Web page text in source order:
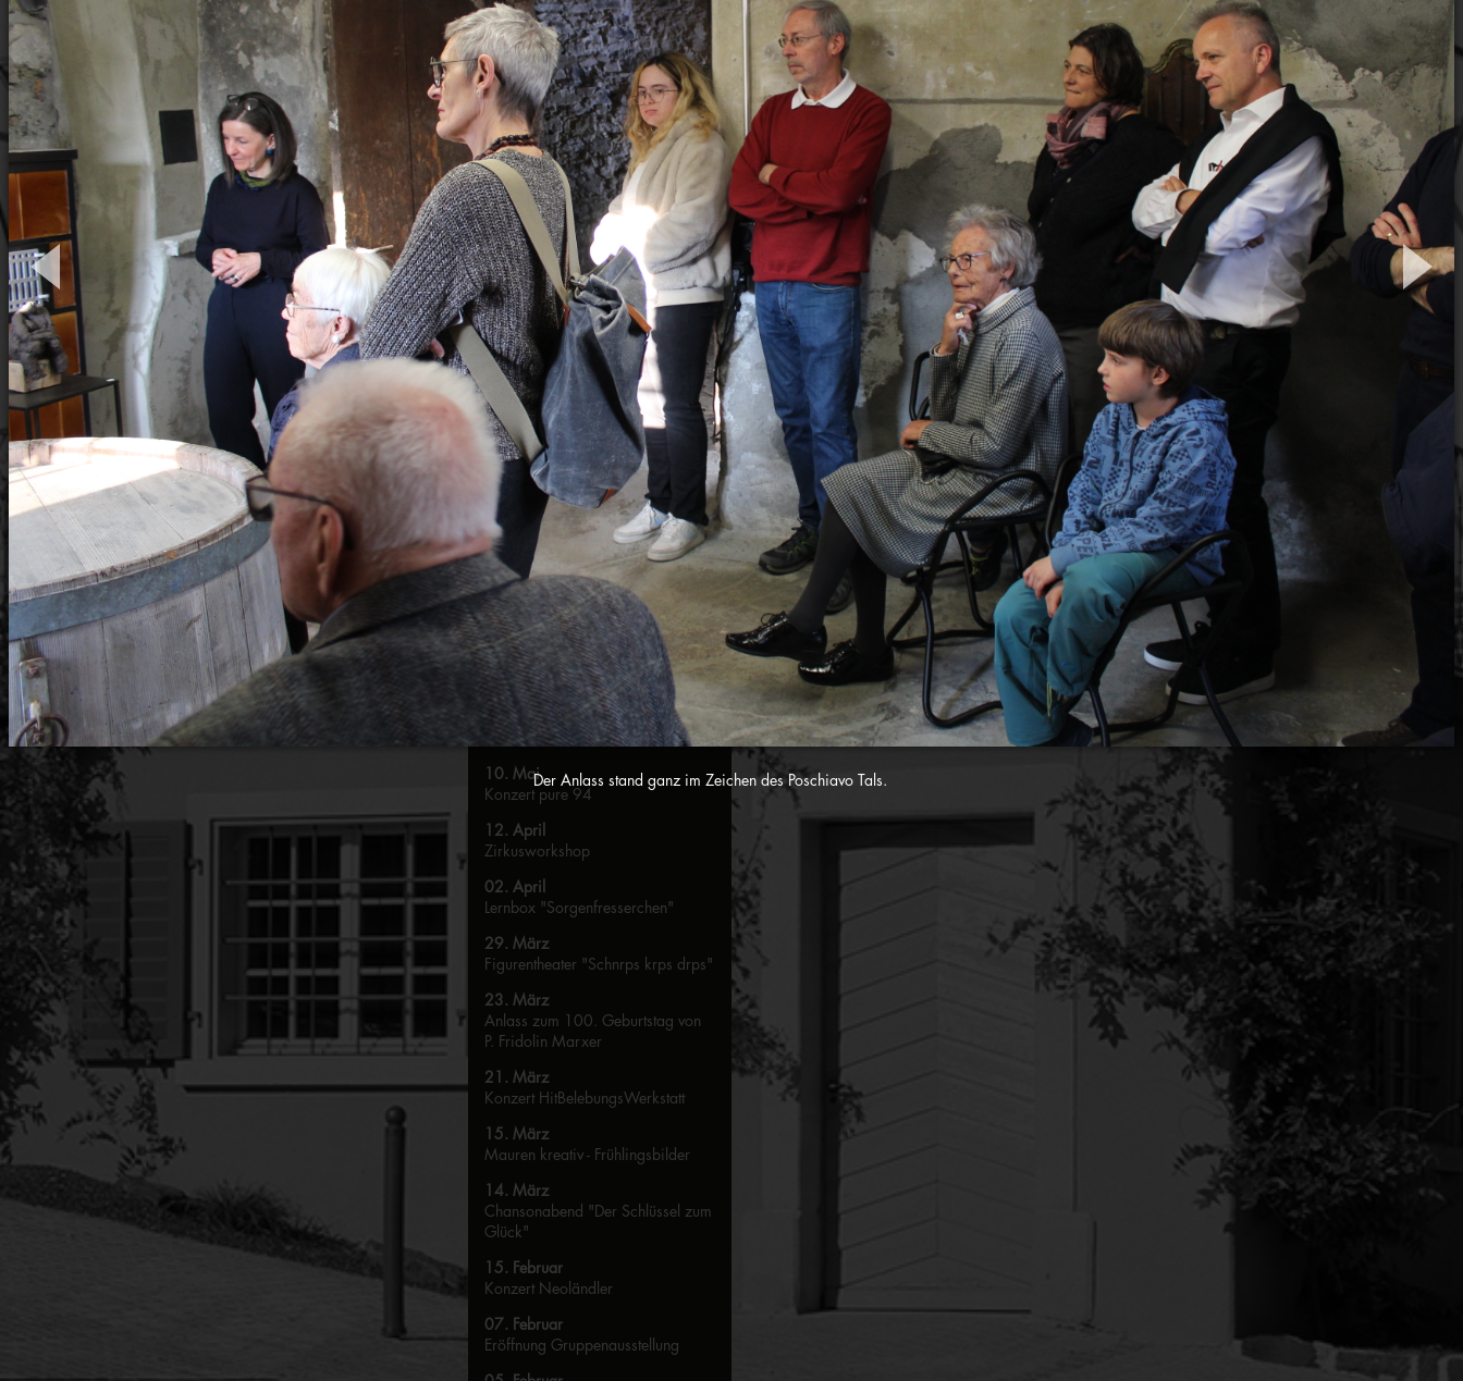
Der Anlass stand ganz im Zeichen des Poschiavo Tals.
31. Oktober
Benefizkonzert "Melodien des
Lebens"
29. Oktober
Lernbox "Frederik"
17. Oktober
hpz Ausstellung "Farbenfroh"
02. Oktober
Konzert & Lesung "Anthology of
Affection"
27. September
Mauren kreativ
26. September
Zaubershow "Abnormal"
12. September
Ausstellung "Genussvolles Leben in
der Malerei"
05. September
Theaterkrimi "Helga räumt auf"
21. Mai
Lesung "Das volle Leben" mit
Susanna Schwager
20. Mai
Schulausstellung
17. Mai
Mauren kreativ
14. Mai
Kulturtreff "Vereine stellen sich vor"
10. Mai
Konzert pure 94
12. April
Zirkusworkshop
02. April
Lernbox "Sorgenfresserchen"
29. März
Figurentheater "Schnrps krps drps"
23. März
Anlass zum 100. Geburtstag von
P. Fridolin Marxer
21. März
Konzert HitBelebungsWerkstatt
15. März
Mauren kreativ - Frühlingsbilder
14. März
Chansonabend "Der Schlüssel zum
Glück"
15. Februar
Konzert Neoländler
07. Februar
Eröffnung Gruppenausstellung
05/2026
Kulturtreff mit dem Verein ELF
06/2026
Kreativwochenende